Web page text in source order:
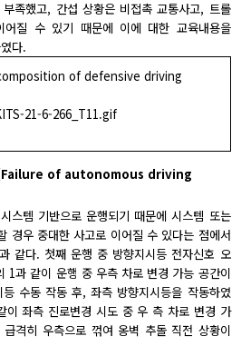
족했고, 간섭 상황은 비접촉 교통사고, 트롤
어질 수 있기 때문에 이에 대한 교육내용을
다.
of defensive driving
(Failure of autonomous driving
스템 기반으로 운행되기 때문에 시스템 또는
경우 중대한 사고로 이어질 수 있다는 점에서
같다. 첫째 운행 중 방향지시등 전자신호 오
1과 같이 운행 중 우측 차로 변경 가능 공간이
수동 작동 후, 좌측 방향지시등을 작동하였
이 좌측 진로변경 시도 중 우 측 차로 변경 가
격히 우측으로 꺾여 옹벽 추돌 직전 상황이